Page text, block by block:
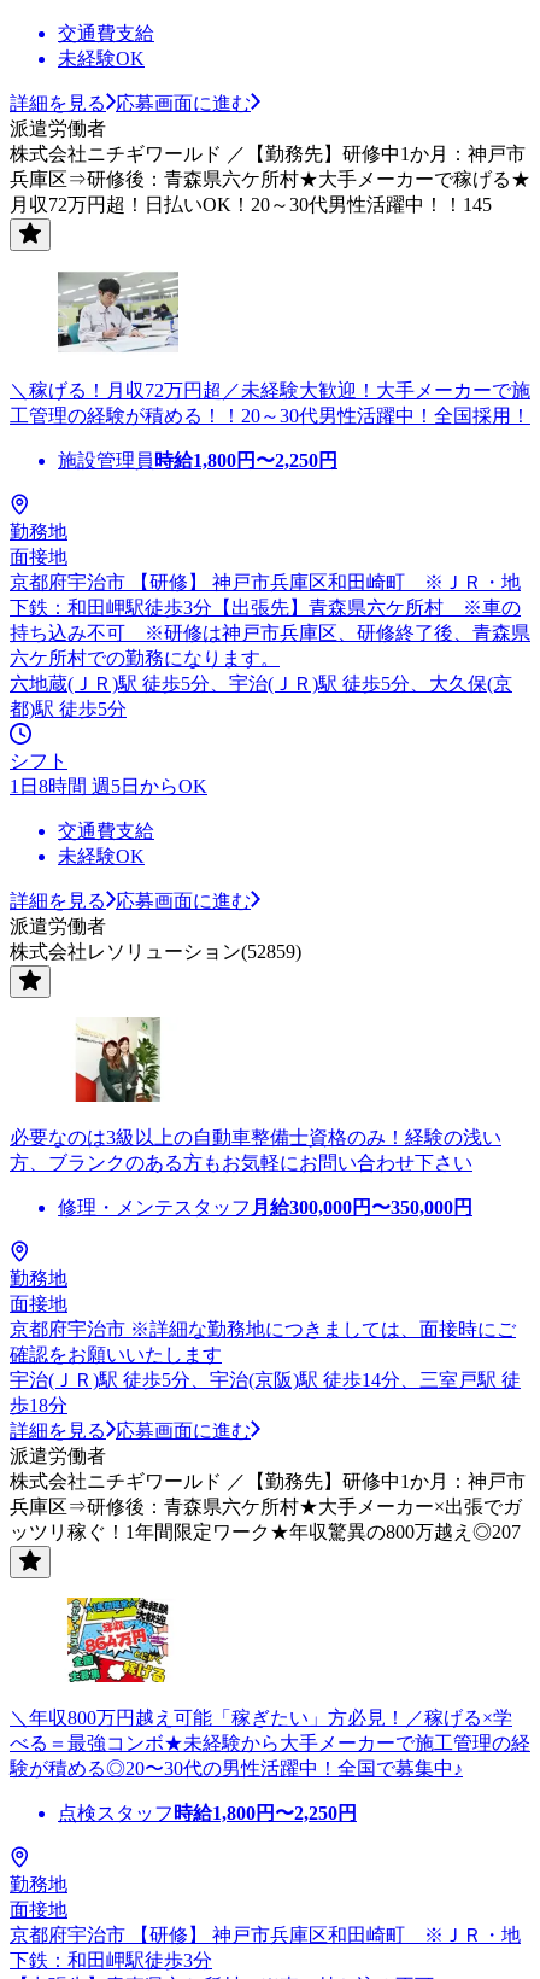
交通費支給
未経験OK
詳細を見る
応募画面に進む
派遣労働者
株式会社ニチギワールド ／【勤務先】研修中1か月：神戸市
兵庫区⇒研修後：青森県六ケ所村★大手メーカーで稼げる★
月収72万円超！日払いOK！20～30代男性活躍中！！145
＼稼げる！月収72万円超／未経験大歓迎！大手メーカーで施
工管理の経験が積める！！20～30代男性活躍中！全国採用！
施設管理員 時給1,800円〜2,250円
勤務地
面接地
京都府宇治市 【研修】 神戸市兵庫区和田崎町 ※ＪＲ・地
下鉄：和田岬駅徒歩3分【出張先】青森県六ケ所村 ※車の
持ち込み不可 ※研修は神戸市兵庫区、研修終了後、青森県
六ケ所村での勤務になります。
六地蔵(ＪＲ)駅 徒歩5分、宇治(ＪＲ)駅 徒歩5分、大久保(京
都)駅 徒歩5分
シフト
1日8時間 週5日からOK
交通費支給
未経験OK
詳細を見る
応募画面に進む
派遣労働者
株式会社レソリューション(52859)
必要なのは3級以上の自動車整備士資格のみ！経験の浅い
方、ブランクのある方もお気軽にお問い合わせ下さい
修理・メンテスタッフ 月給300,000円〜350,000円
勤務地
面接地
京都府宇治市 ※詳細な勤務地につきましては、面接時にご
確認をお願いいたします
宇治(ＪＲ)駅 徒歩5分、宇治(京阪)駅 徒歩14分、三室戸駅 徒
歩18分
詳細を見る
応募画面に進む
派遣労働者
株式会社ニチギワールド ／【勤務先】研修中1か月：神戸市
兵庫区⇒研修後：青森県六ケ所村★大手メーカー×出張でガ
ッツリ稼ぐ！1年間限定ワーク★年収驚異の800万越え◎207
＼年収800万円越え可能「稼ぎたい」方必見！／稼げる×学
べる＝最強コンボ★未経験から大手メーカーで施工管理の経
験が積める◎20〜30代の男性活躍中！全国で募集中♪
点検スタッフ 時給1,800円〜2,250円
勤務地
面接地
京都府宇治市 【研修】 神戸市兵庫区和田崎町 ※ＪＲ・地
下鉄：和田岬駅徒歩3分